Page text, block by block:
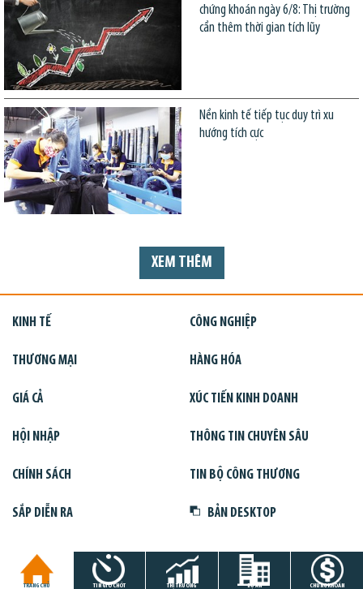
chứng khoán ngày 6/8: Thị trường
cần thêm thời gian tích lũy
Nền kinh tế tiếp tục duy trì xu
hướng tích cực
XEM THÊM
KINH TẾ CÔNG NGHIỆP
THƯƠNG MẠI HÀNG HÓA
GIÁ CẢ XÚC TIẾN KINH DOANH
HỘI NHẬP THÔNG TIN CHUYÊN SÂU
CHÍNH SÁCH TIN BỘ CÔNG THƯƠNG
SẮP DIỄN RA BẢN DESKTOP
TRANG CHỦ TIN GIỜ CHÓT THỊ TRƯỜNG DỰ ÁN CHỨNG KHOÁN